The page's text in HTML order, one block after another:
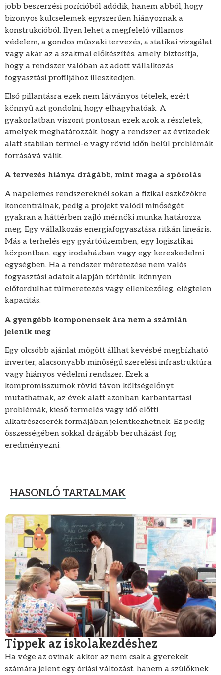
jobb beszerzési pozícióból adódik, hanem abból, hogy
bizonyos kulcselemek egyszerűen hiányoznak a
konstrukcióból. Ilyen lehet a megfelelő villamos
védelem, a gondos műszaki tervezés, a statikai vizsgálat
vagy akár az a szakmai előkészítés, amely biztosítja,
hogy a rendszer valóban az adott vállalkozás
fogyasztási profiljához illeszkedjen.
Első pillantásra ezek nem látványos tételek, ezért
könnyű azt gondolni, hogy elhagyhatóak. A
gyakorlatban viszont pontosan ezek azok a részletek,
amelyek meghatározzák, hogy a rendszer az évtizedek
alatt stabilan termel-e vagy rövid időn belül problémák
forrásává válik.
A tervezés hiánya drágább, mint maga a spórolás
A napelemes rendszereknél sokan a fizikai eszközökre
koncentrálnak, pedig a projekt valódi minőségét
gyakran a háttérben zajló mérnöki munka határozza
meg. Egy vállalkozás energiafogyasztása ritkán lineáris.
Más a terhelés egy gyártóüzemben, egy logisztikai
központban, egy irodaházban vagy egy kereskedelmi
egységben. Ha a rendszer méretezése nem valós
fogyasztási adatok alapján történik, könnyen
előfordulhat túlméretezés vagy ellenkezőleg, elégtelen
kapacitás.
A gyengébb komponensek ára nem a számlán
jelenik meg
Egy olcsóbb ajánlat mögött állhat kevésbé megbízható
inverter, alacsonyabb minőségű szerelési infrastruktúra
vagy hiányos védelmi rendszer. Ezek a
kompromisszumok rövid távon költségelőnyt
mutathatnak, az évek alatt azonban karbantartási
problémák, kieső termelés vagy idő előtti
alkatrészcserék formájában jelentkezhetnek. Ez pedig
összességében sokkal drágább beruházást fog
eredményezni.
HASONLÓ TARTALMAK
Tippek az iskolakezdéshez
Ha vége az ovinak, akkor az nem csak a gyerekek
számára jelent egy óriási változást, hanem a szülőknek